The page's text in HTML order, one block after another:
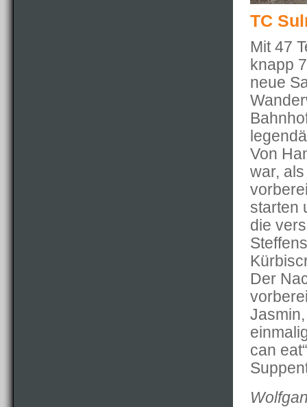
TC
Mit 47
knapp
neue
Von
war,
starten
die
Der
can